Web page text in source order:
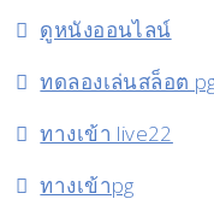
ดูหนังออนไลน์
ทดลองเล่นสล็อต
ทางเข้า live22
ทางเข้าpg